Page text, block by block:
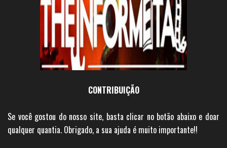
CONTRIBUIÇÃO
Se você gostou do nosso site, basta clicar no botão abaixo e doar
qualquer quantia. Obrigado, a sua ajuda é muito importante!!